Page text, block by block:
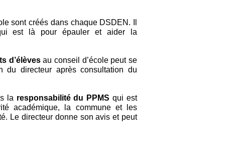
sont créés dans chaque DSDEN. Il
est là pour épauler et aider la
d’élèvesau conseil d’école peut se
du directeur après consultation du
la responsabilité du PPMS qui est
académique, la commune et les
Le directeur donne son avis et peut